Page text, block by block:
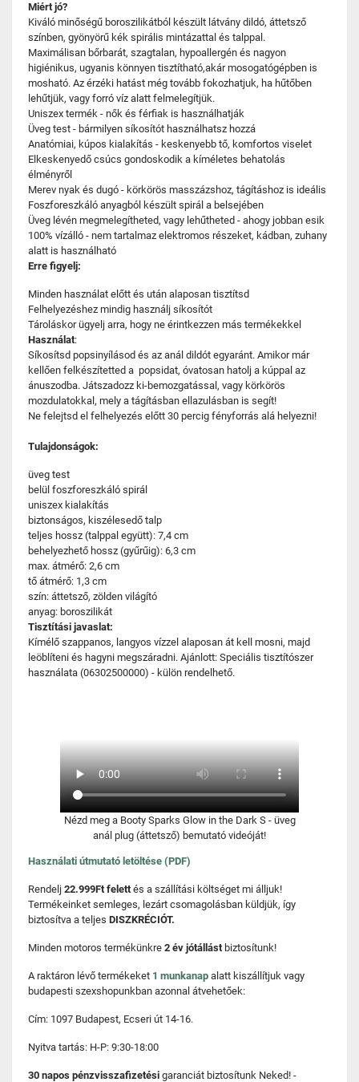
Miért jó?
Kiváló minőségű boroszilikátból készült látvány dildó, áttetsző
színben, gyönyörű kék spirális mintázattal és talppal.
Maximálisan bőrbarát, szagtalan, hypoallergén és nagyon
higiénikus, ugyanis könnyen tisztítható,akár mosogatógépben is
mosható. Az érzéki hatást még tovább fokozhatjuk, ha hűtőben
lehűtjük, vagy forró víz alatt felmelegítjük.
Uniszex termék - nők és férfiak is használhatják
Üveg test - bármilyen síkosítót használhatsz hozzá
Anatómiai, kúpos kialakítás - keskenyebb tő, komfortos viselet
Elkeskenyedő csúcs gondoskodik a kíméletes behatolás
élményről
Merev nyak és dugó - körkörös masszázshoz, tágításhoz is ideális
Foszforeszkáló anyagból készült spirál a belsejében
Üveg lévén megmelegítheted, vagy lehűtheted - ahogy jobban esik
100% vízálló - nem tartalmaz elektromos részeket, kádban, zuhany
alatt is használható
Erre figyelj:
Minden használat előtt és után alaposan tisztítsd
Felhelyezéshez mindig használj síkosítót
Tároláskor ügyelj arra, hogy ne érintkezzen más termékekkel
Használat:
Síkosítsd popsinyílásod és az anál dildót egyaránt. Amikor már
kellően felkészítetted a popsidat, óvatosan hatolj a kúppal az
ánuszodba. Játszadozz ki-bemozgatással, vagy körkörös
mozdulatokkal, mely a tágításban ellazulásban is segít!
Ne felejtsd el felhelyezés előtt 30 percig fényforrás alá helyezni!
Tulajdonságok:
üveg test
belül foszforeszkáló spirál
uniszex kialakítás
biztonságos, kiszélesedő talp
teljes hossz (talppal együtt): 7,4 cm
behelyezhető hossz (gyűrűig): 6,3 cm
max. átmérő: 2,6 cm
tő átmérő: 1,3 cm
szín: áttetsző, zölden világító
anyag: boroszilikát
Tisztítási javaslat:
Kímélő szappanos, langyos vízzel alaposan át kell mosni, majd
leöblíteni és hagyni megszáradni. Ajánlott: Speciális tisztítószer
használata (06302500000) - külön rendelhető.
Nézd meg a Booty Sparks Glow in the Dark S - üveg
anál plug (áttetsző) bemutató videóját!
Használati útmutató letöltése (PDF)
Rendelj 22.999Ft felettés a szállítási költséget mi álljuk!
Termékeinket semleges, lezárt csomagolásban küldjük, így
biztosítva a teljes DISZKRÉCIÓT.
Minden motoros termékünkre 2 év jótállást biztosítunk!
A raktáron lévő termékeket 1 munkanap alatt kiszállítjuk vagy
budapesti szexshopunkban azonnal átvehetőek:
Cím: 1097 Budapest, Ecseri út 14-16.
Nyitva tartás: H-P: 9:30-18:00
30 napos pénzvisszafizetési garanciát biztosítunk Neked! -